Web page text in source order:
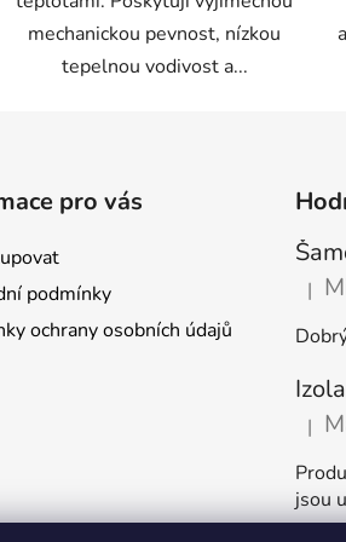
mechanickou pevnost, nízkou
tepelnou vodivost a...
pro vás
podmínky
ochrany osobních údajů
|
|
jsou